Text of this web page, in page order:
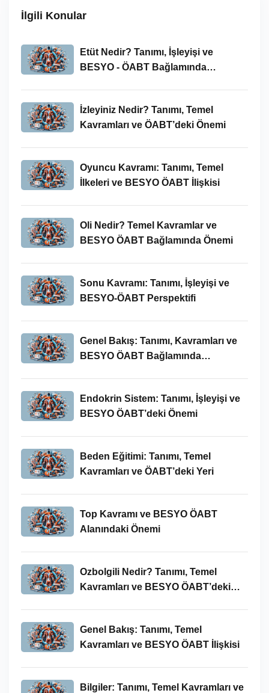
İlgili Konular
Etüt Nedir? Tanımı, İşleyişi ve
BESYO - ÖABT Bağlamında
İzleyiniz Nedir? Tanımı, Temel
Kavramları ve ÖABT’deki Önemi
Oyuncu Kavramı: Tanımı, Temel
İlkeleri ve BESYO ÖABT İlişkisi
Oli Nedir? Temel Kavramlar ve
BESYO ÖABT Bağlamında Önemi
Sonu Kavramı: Tanımı, İşleyişi ve
BESYO-ÖABT Perspektifi
Genel Bakış: Tanımı, Kavramları ve
BESYO ÖABT Bağlamında
Endokrin Sistem: Tanımı, İşleyişi ve
BESYO ÖABT’deki Önemi
Beden Eğitimi: Tanımı, Temel
Kavramları ve ÖABT’deki Yeri
Top Kavramı ve BESYO ÖABT
Alanındaki Önemi
Ozbolgili Nedir? Tanımı, Temel
Kavramları ve BESYO ÖABT’deki
Genel Bakış: Tanımı, Temel
Kavramları ve BESYO ÖABT İlişkisi
Bilgiler: Tanımı, Temel Kavramları ve